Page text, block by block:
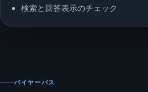
検索と回答表示のチェック
バイヤーパス